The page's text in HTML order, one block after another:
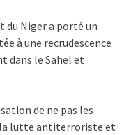
du Niger a porté un
à une recrudescence
dans le Sahel et
de ne pas les
lutte antiterroriste et